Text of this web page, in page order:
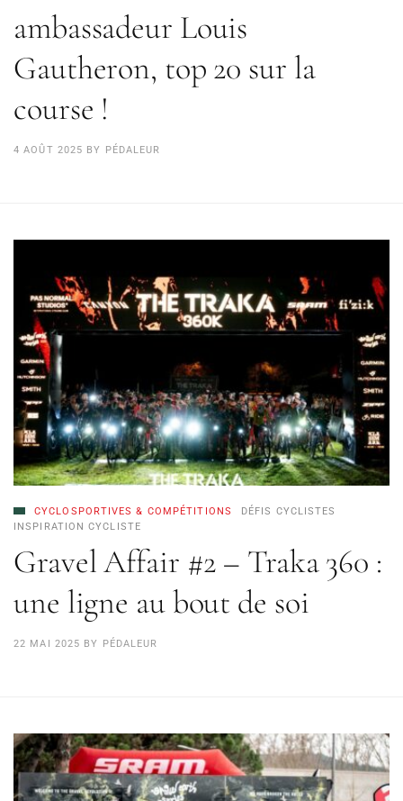
ambassadeur Louis
Gautheron, top 20 sur la
course !
4 AOÛT 2025 BY PÉDALEUR
CYCLOSPORTIVES & COMPÉTITIONS
DÉFIS CYCLISTES
INSPIRATION CYCLISTE
Gravel Affair #2 – Traka 360 :
une ligne au bout de soi
22 MAI 2025 BY PÉDALEUR